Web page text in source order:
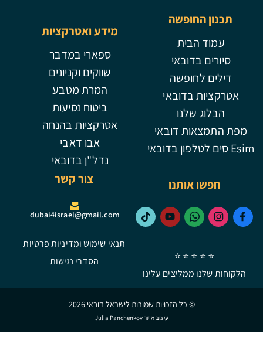
תכנון החופשה
עמוד הבית
סיורים בדובאי
דילים לחופשה
אטרקציות בדובאי
הבלוג שלנו
מפת התמצאות דובאי
Esim סים לטלפון בדובאי
מידע ואטרקציות
ספארי במדבר
שווקים וקניונים
המרת מטבע
ביטוח נסיעות
אטרקציות בהנחה
אבו דאבי
נדל"ן בדובאי
חפשו אותנו
⭐ ⭐ ⭐ ⭐ ⭐
הלקוחות שלנו ממליצים עלינו
צור קשר
dubai4israel@gmail.com
תנאי שימוש ומדיניות פרטיות
הסדרי נגישות
© כל הזכויות שמורות לישראל דובאי 2026
עיצוב אתר Julia Panchenkov